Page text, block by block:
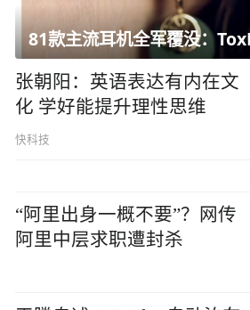
张朝阳：英语表达有内在文
化 学好能提升理性思维
快科技
“阿里出身一概不要”？网传
阿里中层求职遭封杀